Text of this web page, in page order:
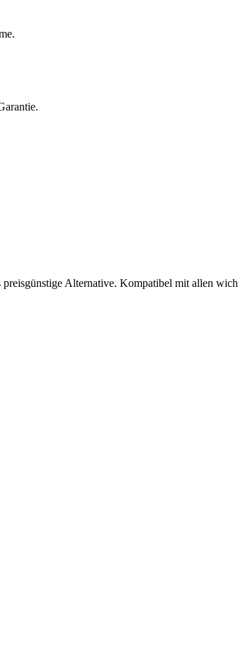
Alternative. Kompatibel mit allen